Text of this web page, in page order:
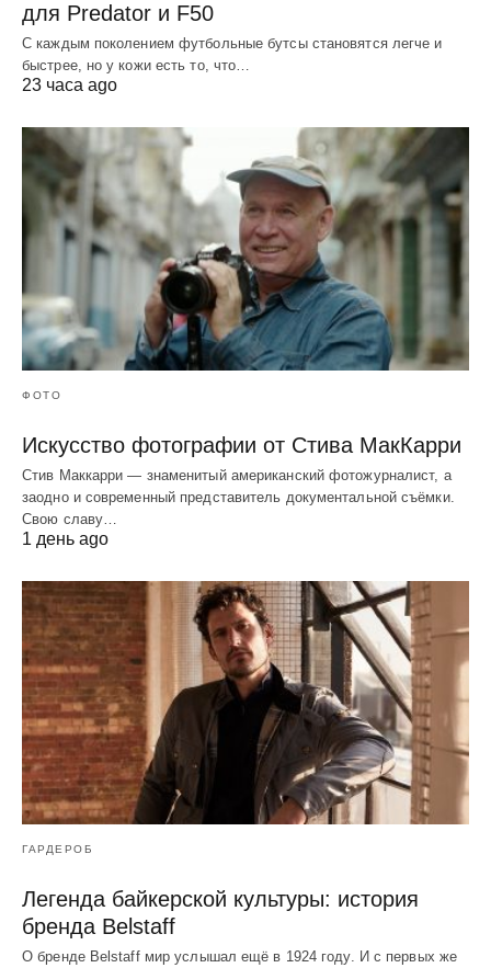
для Predator и F50
С каждым поколением футбольные бутсы становятся легче и
быстрее, но у кожи есть то, что…
23 часа ago
ФОТО
Искусство фотографии от Стива МакКарри
Стив Маккарри — знаменитый американский фотожурналист, а
заодно и современный представитель документальной съёмки.
Свою славу…
1 день ago
ГАРДЕРОБ
Легенда байкерской культуры: история
бренда Belstaff
О бренде Belstaff мир услышал ещё в 1924 году. И с первых же